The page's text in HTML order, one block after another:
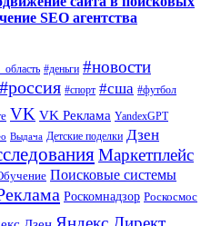
SEO агентства
#деньги #новости
#россия #спорт #сша #футбол
VK VK Реклама YandexGPT
Выдача Детские поделки Дзен
Маркетплейс
Поисковые системы
Роскомнадзор Роскосмос